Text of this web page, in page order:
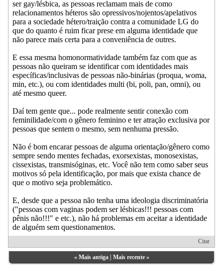
ser gay/lésbica, as pessoas reclamam mais de como
relacionamentos héteros são opressivos/nojentos/apelativos
para a sociedade hétero/traição contra a comunidade LG do
que do quanto é ruim ficar prese em alguma identidade que
não parece mais certa para a conveniência de outres.
E essa mesma homonormatividade também faz com que as
pessoas não queiram se identificar com identidades mais
específicas/inclusivas de pessoas não-binárias (proqua, woma,
min, etc.), ou com identidades multi (bi, poli, pan, omni), ou
até mesmo queer.
Daí tem gente que... pode realmente sentir conexão com
feminilidade/com o gênero feminino e ter atração exclusiva por
pessoas que sentem o mesmo, sem nenhuma pressão.
Não é bom encarar pessoas de alguma orientação/gênero como
sempre sendo mentes fechadas, exorsexistas, monosexistas,
cissexistas, transmisóginas, etc. Você não tem como saber seus
motivos só pela identificação, por mais que exista chance de
que o motivo seja problemático.
E, desde que a pessoa não tenha uma ideologia discriminatória
("pessoas com vaginas podem ser lésbicas!!! pessoas com
pênis não!!!" e etc.), não há problemas em aceitar a identidade
de alguém sem questionamentos.
Citar
« Mais antiga| Mais recente»